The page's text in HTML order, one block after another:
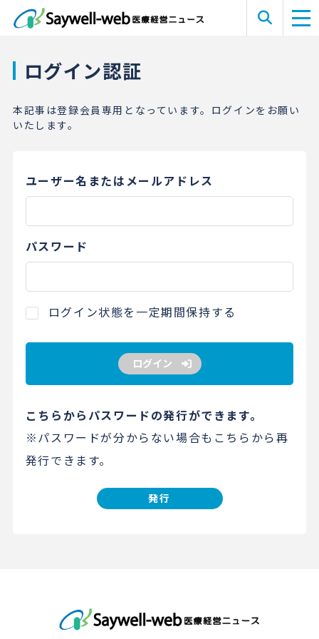
ログイン認証
本記事は登録会員専用となっています。ログインをお願い
いたします。
ユーザー名またはメールアドレス
パスワード
ログイン状態を一定期間保持する
ログイン
こちらからパスワードの発行ができます。
※パスワードが分からない場合もこちらから再
発行できます。
発行